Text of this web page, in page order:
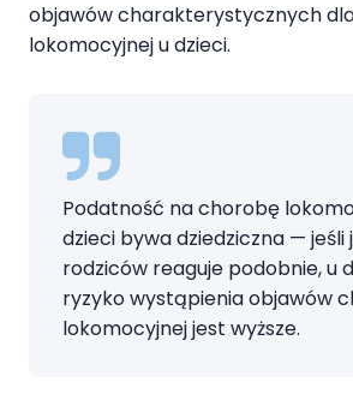
objawów charakterystycznych
lokomocyjnej u dzieci.
Podatność na chorobę
dzieci bywa dziedziczna — jeśli
rodziców reaguje podobnie, u
ryzyko wystąpienia objawów
lokomocyjnej jest wyższe.